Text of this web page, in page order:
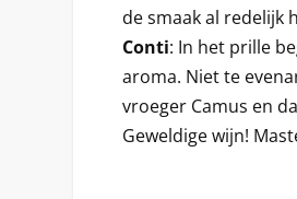
de smaak al redelijk
Conti: In het prille
aroma. Niet te
vroeger Camus en
Geweldige wijn!